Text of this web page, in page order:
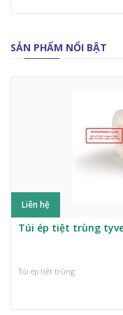
SẢN PHẨM NỔI BẬT
Liên hệ
Túi ép tiệt trùng
Túi ép tiệt trùng